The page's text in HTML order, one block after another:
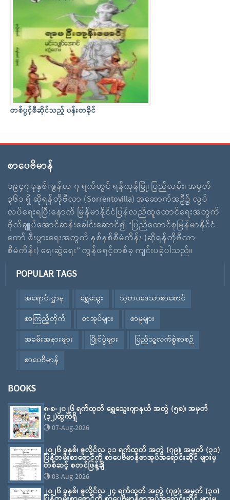
တစ်ပွင့်စီဆိုင်သည့် ပန်းတခိုင်
စာပေဗိမာန်
၁၉၄၇ ခုနှစ်၊ ဇွန်လ ၇ ရက်တွင် ရန်ကုန်မြို့၊ ပြည်လမ်း၊ အမှတ်
၃၆၁ ရှိ ဆိုရန်တိုဗီလာ (Sorrentovilla) အဆောက်အဦ၌ လွပ်
လပ်ရေးရပြီးနောက် မြန်မာနိုင်ငံပြန်လည်ထူထောင်ရေးအတွက်
ဗိုလ်ချူပ်အောင်ဆန်းခေါင်းဆောင်၍ “ပြည်ထောင်စုမြန်မာနိုင်ငံ
တော် စီးပွားရေးအတွက် နှစ်နှစ်စီမံကိန်း (ဆိုရန်တိုဗီလာ
စီမံကိန်း) ရေးဆွဲရေး” ကွန်ဖရင့်တစ်ခု ကျင်းပခဲ့ပါသည်။
POPULAR TAGS
အရောင်းဌာန ရွှေသွေး
သုတပဒေသာစာစောင်
စာကြည့်တိုက်
စာအုပ်များ
စာမူများ
အခမ်းအနားများ
ပြိုင်ပွဲများ
ပြည်သူ့လက်စွဲစာစဉ်
စာပေဗိမာန်
BOOKS
၈-၈-၂၀၂၆ ရက်ထုတ် ရွှေသွေးဂျာနယ် အတွဲ (၅၈)၊ အမှတ်
(၃၂)ထွက်ရှိ
07-Aug-2026
၂၀၂၆ ခုနှစ်၊ ဇူလိုင်လ ၃၁ ရက်ထုတ် အတွဲ (၇၉)၊ အမှတ် (၃၁)
ပြန်တမ်းစာစောင်ကို စာပေဗိမာန်စာအုပ်အရောင်းဆိုင် များမှ
တစ်ဆင့် စတင်ဖြန့်ချိ
03-Aug-2026
၂၀၂၆ ခုနှစ်၊ ဇူလိုင်လ ၂၄ ရက်ထုတ် အတွဲ (၇၉)၊ အမှတ် (၃၀)